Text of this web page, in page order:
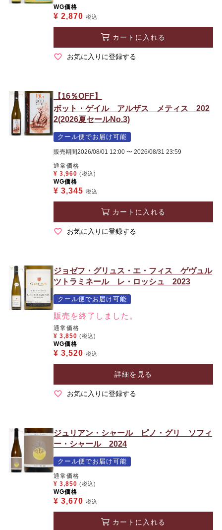
WG価格
¥ 2,870 税込
カートに入れる
お気に入りに登録する
【16％OFF】
ボット・ゲイル アルザス メティス 202
2(2026夏セールNo.3)
クール便でお届け可能
販売期間2026/08/01 12:00 〜 2026/08/31 23:59
通常価格
¥ 3,960 (税込)
WG価格
¥ 3,345 税込
カートに入れる
お気に入りに登録する
ジョゼフ・グリュス・エ・フィス ゲヴュル
ツトラミネール レ・ロッシュ 2023
クール便でお届け可能
販売を終了しました。
通常価格
¥ 3,850 (税込)
WG価格
¥ 3,520 税込
詳細を見る
お気に入りに登録する
ジュリアン・シャール ピノ・グリ ソフィ
ー・シャール 2024
クール便でお届け可能
通常価格
¥ 3,850 (税込)
WG価格
¥ 3,670 税込
カートに入れる